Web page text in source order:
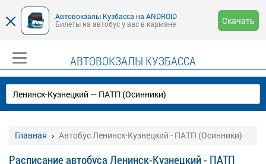
Автовокзалы Кузбасса на ANDROID
Билеты на автобус у вас в кармане
Скачать
АВТОВОКЗАЛЫ КУЗБАССА
Главная Автобус Ленинск-Кузнецкий - ПАТП (Осинники)
Расписание автобуса Ленинск-Кузнецкий - ПАТП